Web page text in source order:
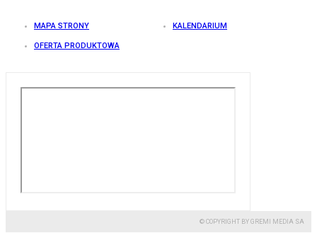
MAPA STRONY KALENDARIUM
OFERTA PRODUKTOWA
© COPYRIGHT BY GREMI MEDIA SA